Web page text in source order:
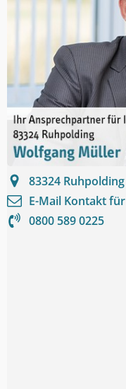
83324 Ruhpolding
E-Mail Kontakt für
0800 589 0225